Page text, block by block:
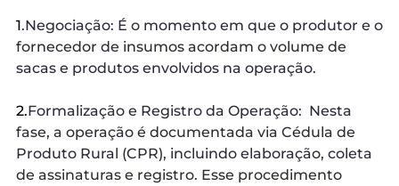
1.Negociação: É o momento em que o produtor e o
fornecedor de insumos acordam o volume de
sacas e produtos envolvidos na operação.
2.Formalização e Registro da Operação: Nesta
fase, a operação é documentada via Cédula de
Produto Rural (CPR), incluindo elaboração, coleta
de assinaturas e registro. Esse procedimento